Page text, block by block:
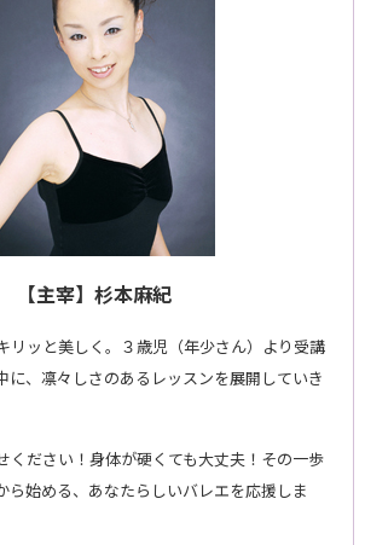
【主宰】杉本麻紀
リッと美しく。３歳児（年少さん）より受講
に、凛々しさのあるレッスンを展開していき
ください！身体が硬くても大丈夫！その一歩
ら始める、あなたらしいバレエを応援しま